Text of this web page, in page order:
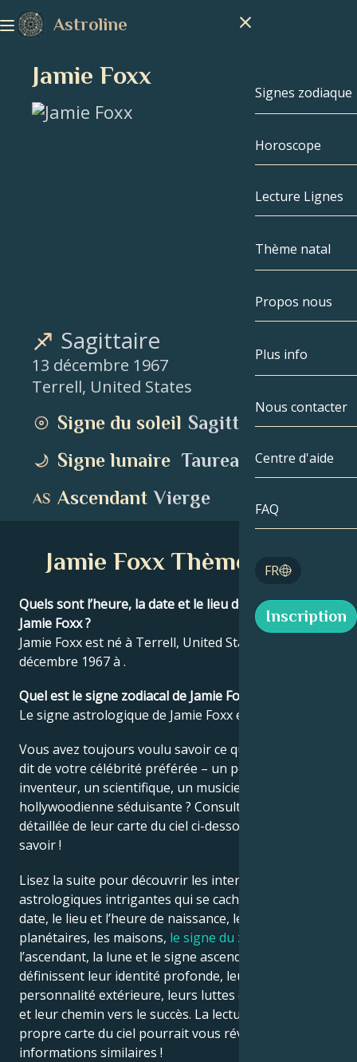
Astroline
Signes zodiaque
Signes
Capricorne
Poissons
Bélier
Taureau
Cancer
Lion
Vierge
Sagittaire
Horoscope
Lecture Lignes
Thème natal
Thème natal
Célébrités
Propos nous
Plus info
Compatibilité
Tarot
Nombres
Nous contacter
Centre d'aide
FAQ
FR
English
Inscription
Jamie Foxx
Sagittaire
13 décembre 1967
Terrell, United States
Signe du soleil Sagittaire
Signe lunaire Taureau
Ascendant Vierge
Jamie Foxx Thème natal
Quels sont l’heure, la date et le lieu de naissance de
Jamie Foxx ?
Jamie Foxx est né à Terrell, United States le 13
décembre 1967 à .
Quel est le signe zodiacal de Jamie Foxx ?
Le signe astrologique de Jamie Foxx est Sagittaire.
Vous avez toujours voulu savoir ce que l’astrologie
dit de votre célébrité préférée – un politicien, un
inventeur, un scientifique, un musicien ou une star
hollywoodienne séduisante ? Consultez l’analyse
détaillée de leur carte du ciel ci-dessous pour le
savoir !
Lisez la suite pour découvrir les interprétations
astrologiques intrigantes qui se cachent derrière la
date, le lieu et l’heure de naissance, les positions
planétaires, les maisons, le signe du zodiaque
l’ascendant, la lune et le signe ascendant – qui
définissent leur identité profonde, leur ego, leur
personnalité extérieure, leurs luttes émotionnelles
et leur chemin vers le succès. La lecture de votre
propre carte du ciel pourrait vous révéler des
informations similaires !